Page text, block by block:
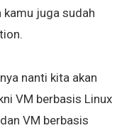
kamu juga sudah
nanti kita akan
VM berbasis Linux
VM berbasis